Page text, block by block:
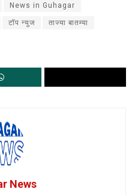
News in Guhagar
टॉप न्युज ताज्या बातम्या
News